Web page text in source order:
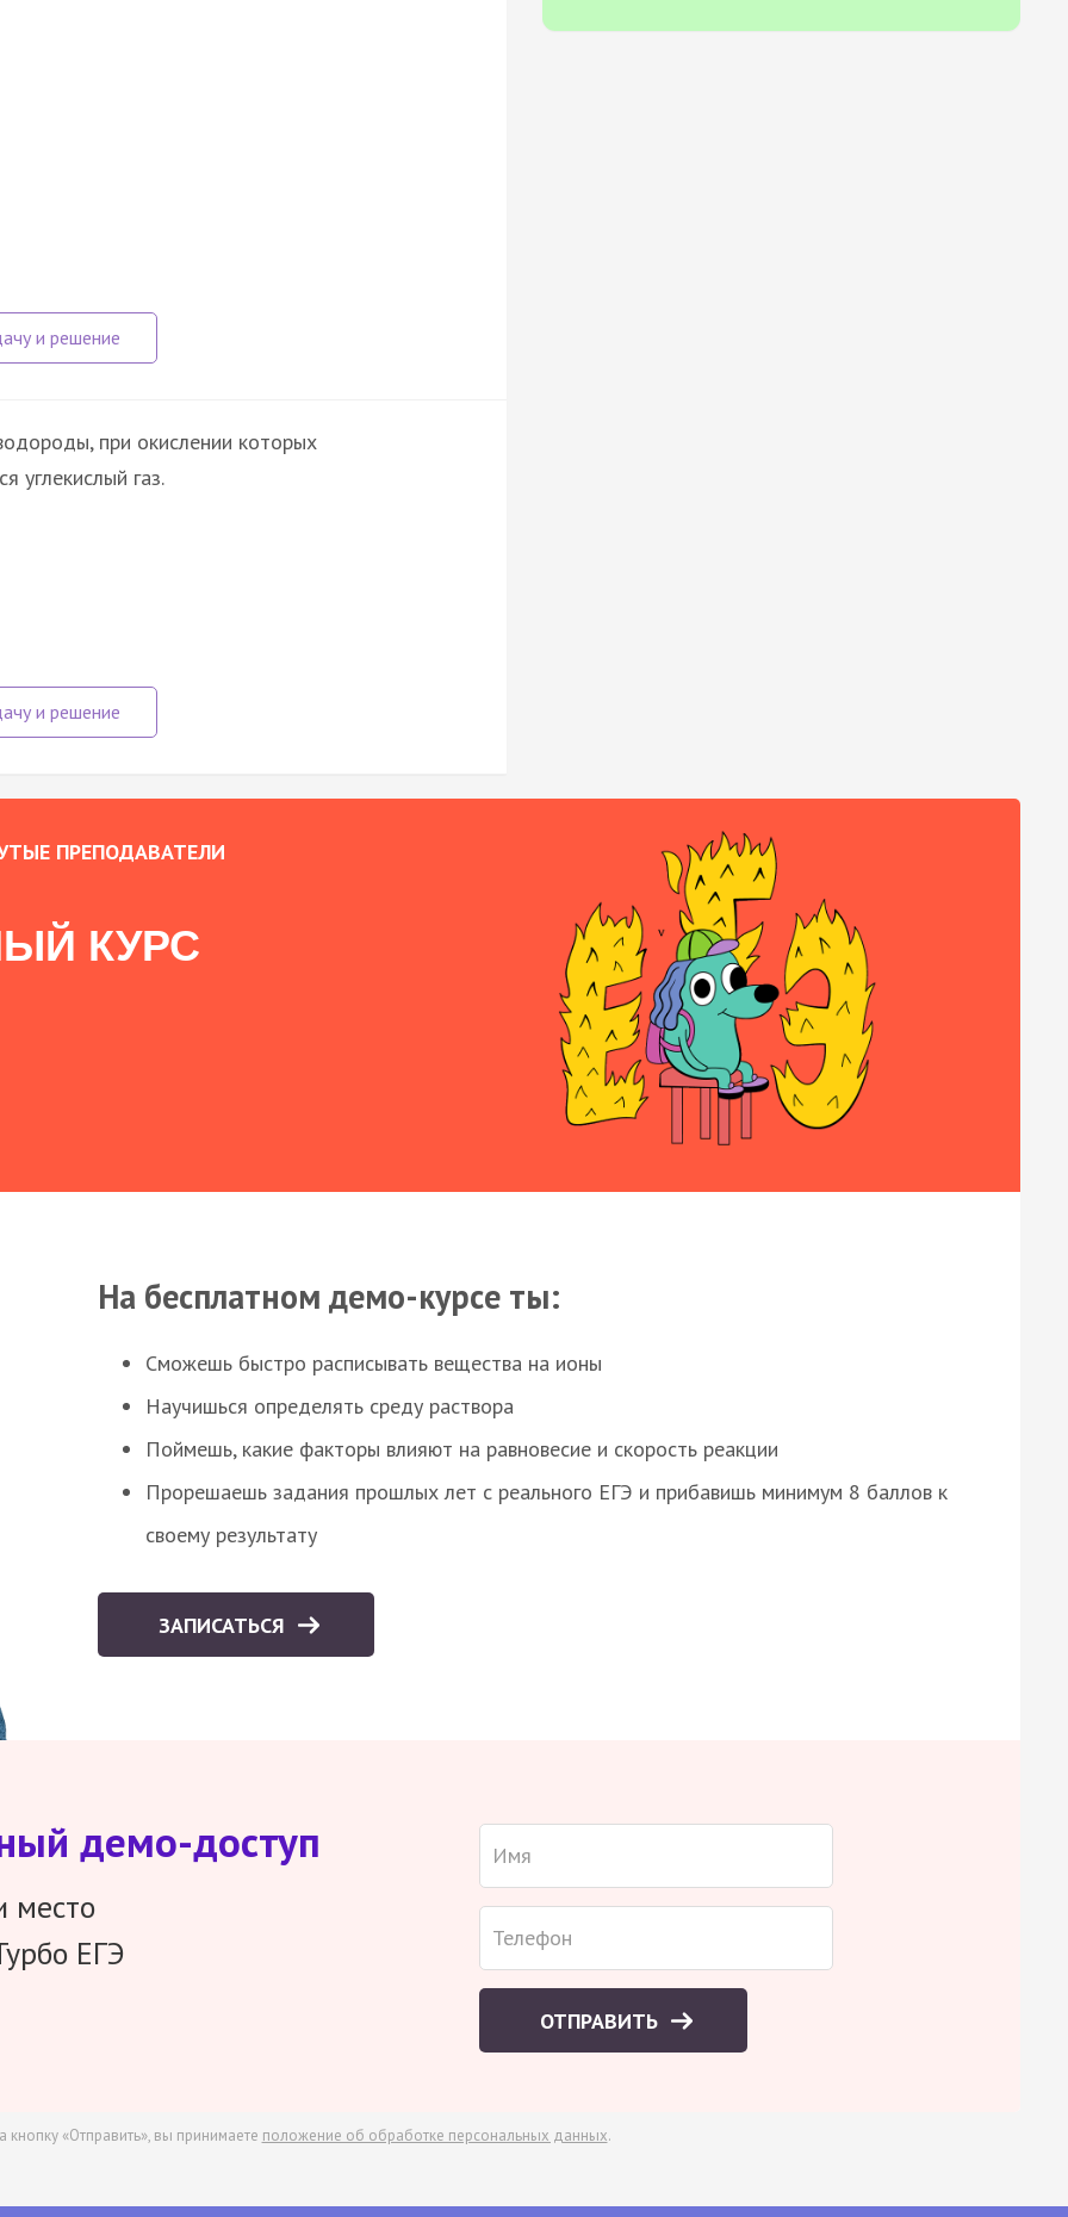
при окислении которых
углекислый газ.
ПРЕПОДАВАТЕЛИ
КУРС
На бесплатном демо-курсе ты:
Сможешь быстро расписывать вещества на ионы
Научишься определять среду раствора
Поймешь, какие факторы влияют на равновесие и скорость реакции
Прорешаешь задания прошлых лет с реального ЕГЭ и прибавишь минимум 8 баллов к
своему результату
ЗАПИСАТЬСЯ
демо-доступ
место
ЕГЭ
ОТПРАВИТЬ
кнопку «Отправить», вы принимаете положение об обработке персональных данных.